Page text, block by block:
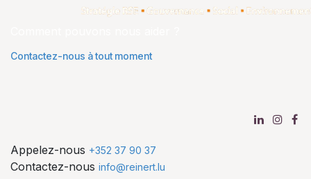
Contactez-nous à tout moment
Appelez-nous +352 37 90 37
Contactez-nous info@reinert.lu